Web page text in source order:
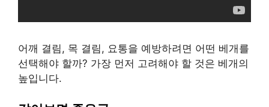
어깨 결림, 목 결림, 요통을 예방하려면 어떤 베개를
선택해야 할까? 가장 먼저 고려해야 할 것은 베개의
높입니다.